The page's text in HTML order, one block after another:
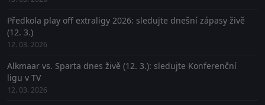
Předkola play off extraligy 2026: sledujte dnešní zápasy živě
(12. 3.)
12. 03. 2026
Alkmaar vs. Sparta dnes živě (12. 3.): sledujte Konferenční
ligu v TV
12. 03. 2026